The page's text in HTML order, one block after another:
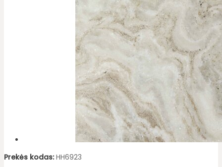
Prekės kodas: HH6923